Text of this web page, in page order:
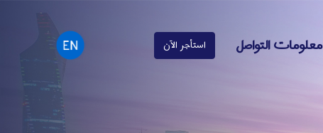
معلومات التواصل استأجر الآن